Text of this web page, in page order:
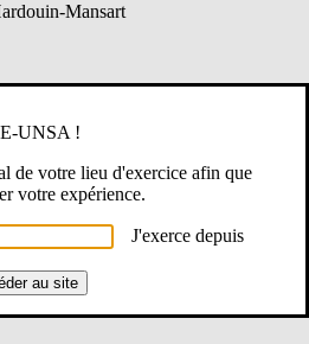
Mansart
UNSA !
de votre lieu d'exercice afin que
votre expérience.
J'exerce depuis
au site